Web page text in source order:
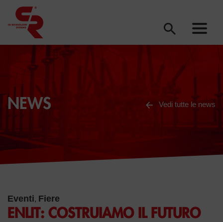
NEWS Vedi tutte le news
Eventi, Fiere
ENLIT: COSTRUIAMO IL FUTURO